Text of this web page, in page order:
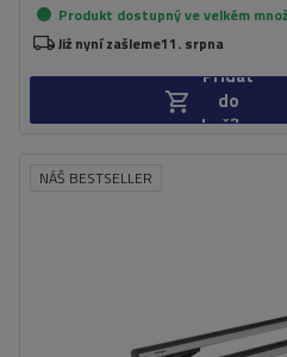
Produkt dostupný ve velkém
Již nyní zašleme11. srpna
Přidat
do
košíku
NÁŠ BESTSELLER